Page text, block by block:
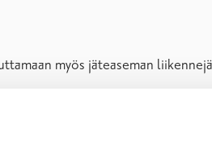
myös jäteaseman
asfaltointi. Urakan ajaksi
ajetaan kuitenkin